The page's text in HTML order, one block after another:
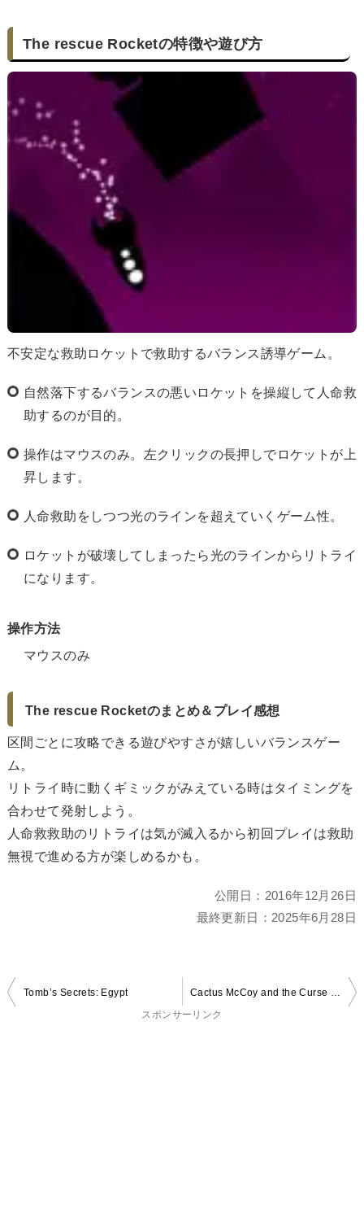
The rescue Rocketの特徴や遊び方
不安定な救助ロケットで救助するバランス誘導ゲーム。
自然落下するバランスの悪いロケットを操縦して人命救
助するのが目的。
操作はマウスのみ。左クリックの長押しでロケットが上
昇します。
人命救助をしつつ光のラインを超えていくゲーム性。
ロケットが破壊してしまったら光のラインからリトライ
になります。
操作方法
マウスのみ
The rescue Rocketのまとめ＆プレイ感想
区間ごとに攻略できる遊びやすさが嬉しいバランスゲー
ム。
リトライ時に動くギミックがみえている時はタイミングを
合わせて発射しよう。
人命救救助のリトライは気が滅入るから初回プレイは救助
無視で進める方が楽しめるかも。
公開日： 2016年12月26日
最終更新日： 2025年6月28日
投
Tomb’s Secrets: Egypt
スポンサーリンク